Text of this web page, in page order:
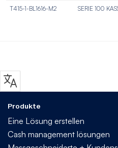
T415-1-BL1616-M2
SERIE 100
Produkte
Eine Lösung erstellen
Cash management lösungen